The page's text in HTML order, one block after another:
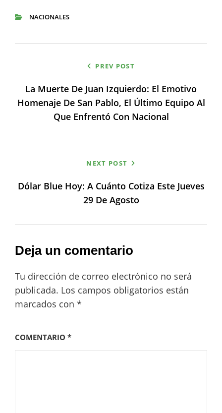
NACIONALES
entradas
PREV POST
La Muerte De Juan Izquierdo: El Emotivo
Homenaje De San Pablo, El Último Equipo Al
Que Enfrentó Con Nacional
NEXT POST
Dólar Blue Hoy: A Cuánto Cotiza Este Jueves
29 De Agosto
Deja un comentario
Tu dirección de correo electrónico no será
publicada. Los campos obligatorios están
marcados con *
COMENTARIO *